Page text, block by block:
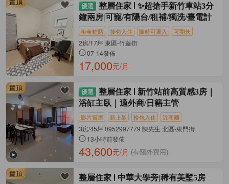
整層住家
✨超搶手新竹車站3分
鐘兩房|可寵/有陽台/租補/獨洗/臺電計
租金補貼 拎包入住 隨時可遷入 可開伙
2房/17坪 東區-竹蓮街
07-14發佈
17,000元/月
整層住家
新竹站前高質感3房｜
浴缸主臥｜適外商/日籍主管
影片賞屋 新上架 拎包入住 近商圈
3房/45坪 0952997779 陳先生 北區-東門街
13小時前發佈
43,600元/月 (有額外費用)
整層住家
中華大學旁|稀有美墅5房